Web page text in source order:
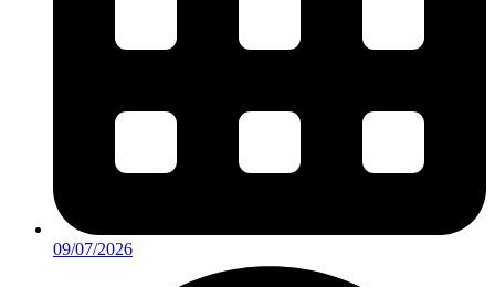
09/07/2026